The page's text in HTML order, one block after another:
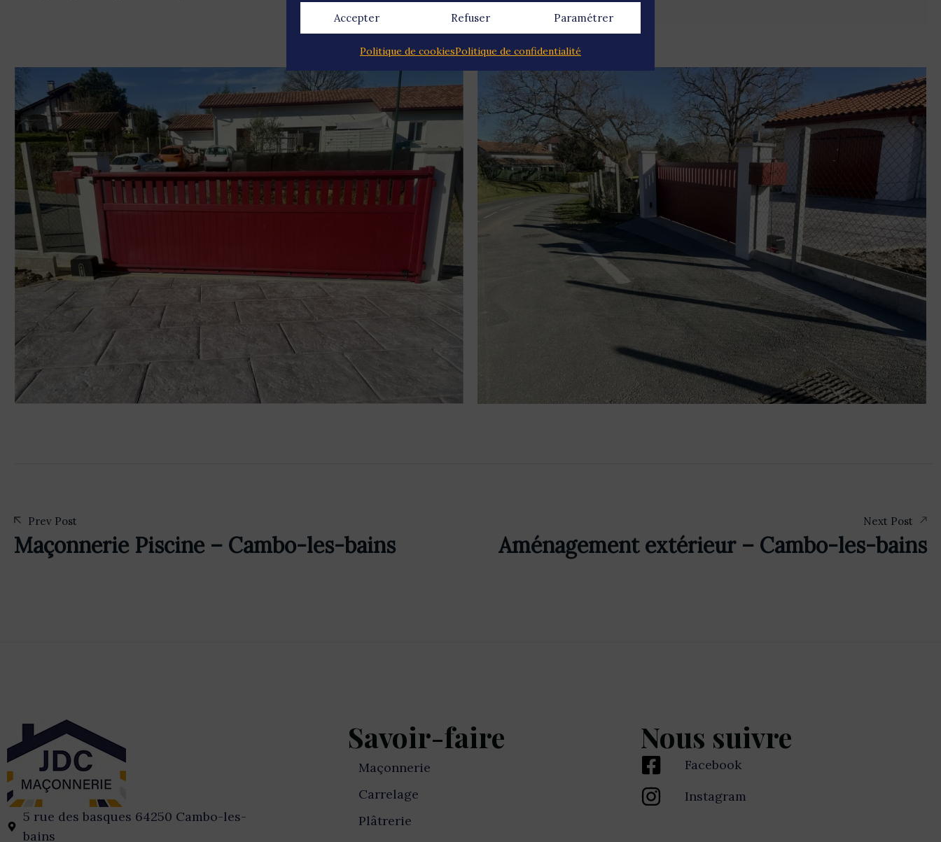
Accepter Refuser Paramétrer
Politique de cookiesPolitique de confidentialité
Prev Post
Maçonnerie Piscine – Cambo-les-bains
Next Post
Aménagement extérieur – Cambo-les-bains
5 rue des basques 64250 Cambo-les-
bains
Savoir-faire
Maçonnerie
Carrelage
Plâtrerie
Nous suivre
Facebook
Instagram